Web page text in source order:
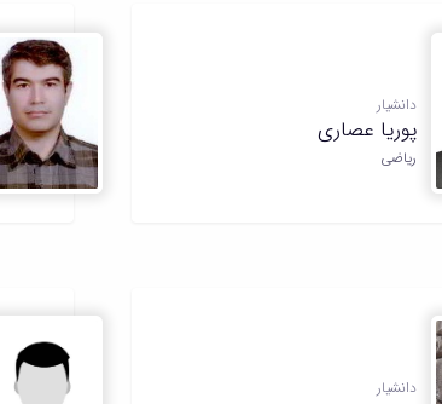
دانشیار
پوریا عصاری
ریاضی
دانشیار